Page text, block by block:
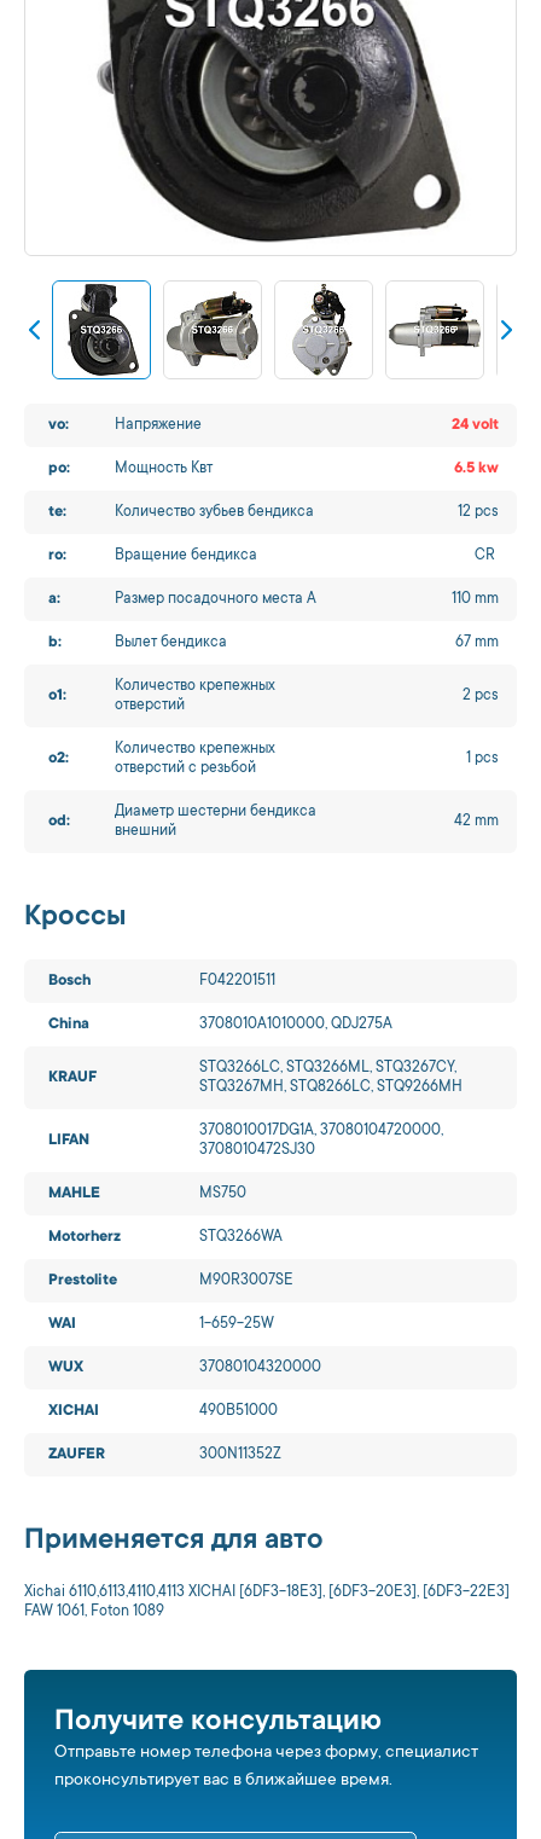
vo: Напряжение 24 volt
po: Мощность Квт 6.5 kw
te: Количество зубьев бендикса 12 pcs
ro: Вращение бендикса CR
a: Размер посадочного места A 110 mm
b: Вылет бендикса 67 mm
o1:
Количество крепежных
отверстий
2 pcs
o2:
Количество крепежных
отверстий с резьбой
1 pcs
od:
Диаметр шестерни бендикса
внешний
42 mm
Кроссы
Bosch F042201511
China 3708010A1010000, QDJ275A
KRAUF
STQ3266LC, STQ3266ML, STQ3267CY,
STQ3267MH, STQ8266LC, STQ9266MH
LIFAN
3708010017DG1A, 37080104720000,
3708010472SJ30
MAHLE MS750
Motorherz STQ3266WA
Prestolite M90R3007SE
WAI 1-659-25W
WUX 37080104320000
XICHAI 490B51000
ZAUFER 300N11352Z
Применяется для авто
Xichai 6110,6113,4110,4113 XICHAI [6DF3-18E3], [6DF3-20E3], [6DF3-22E3]
FAW 1061, Foton 1089
Получите консультацию
Отправьте номер телефона через форму, специалист
проконсультирует вас в ближайшее время.